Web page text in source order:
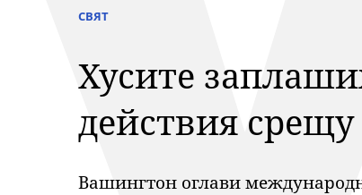
СВЯТ
Хусите
действия срещу
Вашингтон оглави